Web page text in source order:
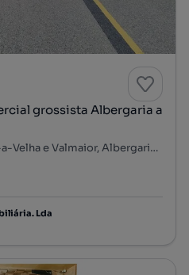
grossista Albergaria a
Zona Industrial, Albergaria-a-Velha e Valmaior, Albergaria-a-Velha, Aveiro
Lda